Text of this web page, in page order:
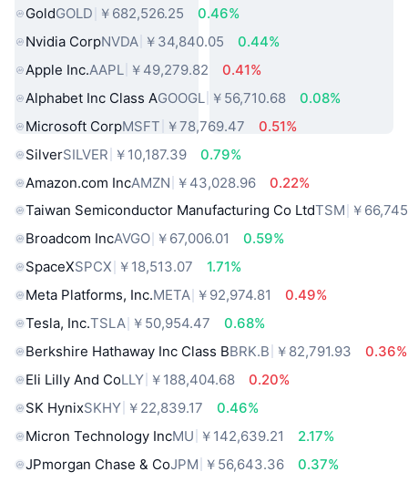
GoldGOLD ￥682,526.25
0.46%
Nvidia CorpNVDA ￥34,840.05
0.44%
Apple Inc.AAPL ￥49,279.82
0.41%
Alphabet Inc Class AGOOGL ￥56,710.68
0.08%
Microsoft CorpMSFT ￥78,769.47
0.51%
SilverSILVER ￥10,187.39
0.79%
Amazon.com IncAMZN ￥43,028.96
0.22%
Taiwan Semiconductor Manufacturing Co LtdTSM ￥
Broadcom IncAVGO ￥67,006.01
0.59%
SpaceXSPCX ￥18,513.07
1.71%
Meta Platforms, Inc.META ￥92,974.81
0.49%
Tesla, Inc.TSLA ￥50,954.47
0.68%
Berkshire Hathaway Inc Class BBRK.B ￥82,791.93
0.36%
Eli Lilly And CoLLY ￥188,404.68
0.20%
SK HynixSKHY ￥22,839.17
0.46%
Micron Technology IncMU ￥142,639.21
2.17%
JPmorgan Chase & CoJPM ￥56,643.36
0.37%